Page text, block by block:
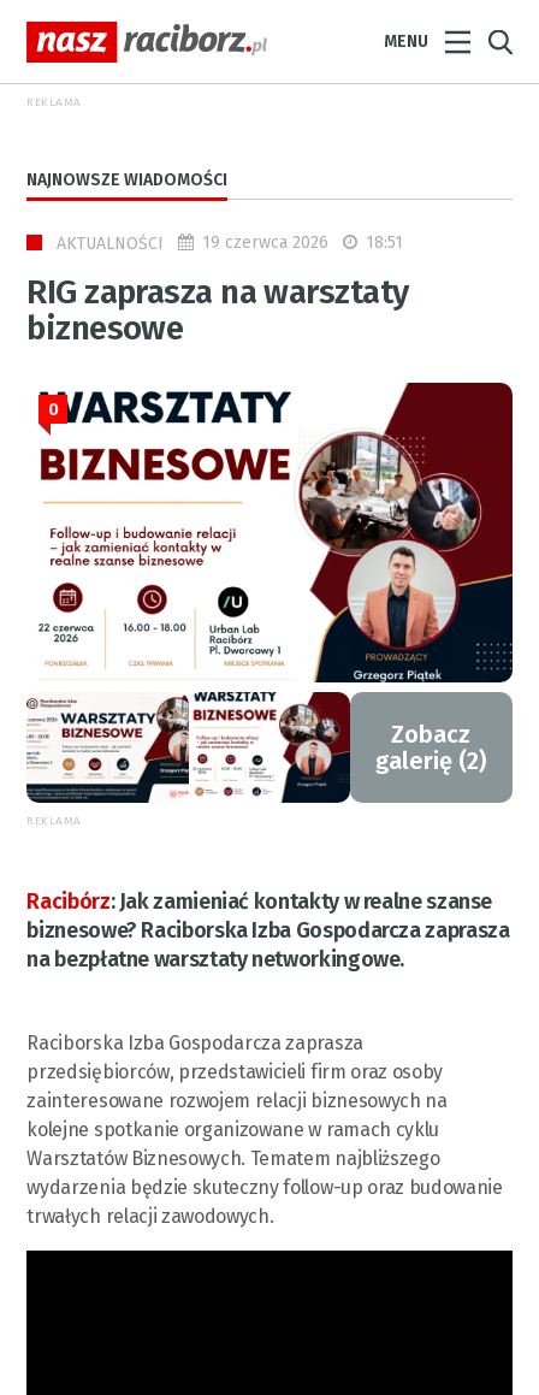
MENU
REKLAMA
NAJNOWSZE WIADOMOŚCI
AKTUALNOŚCI 19 czerwca 2026 18:51
RIG zaprasza na warsztaty
biznesowe
0
Zobacz
galerię (2)
REKLAMA
Racibórz:Jak zamieniać kontakty w realne szanse
biznesowe? Raciborska Izba Gospodarcza zaprasza
na bezpłatne warsztaty networkingowe.
Raciborska Izba Gospodarcza zaprasza
przedsiębiorców, przedstawicieli firm oraz osoby
zainteresowane rozwojem relacji biznesowych na
kolejne spotkanie organizowane w ramach cyklu
Warsztatów Biznesowych. Tematem najbliższego
wydarzenia będzie skuteczny follow-up oraz budowanie
trwałych relacji zawodowych.